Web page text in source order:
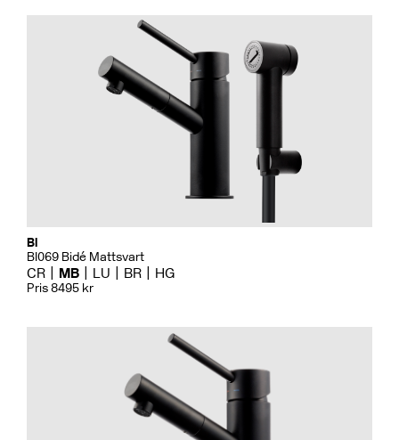
Bi
BI069 Bidé Mattsvart
CR MB LU BR HG
Pris 8495 kr